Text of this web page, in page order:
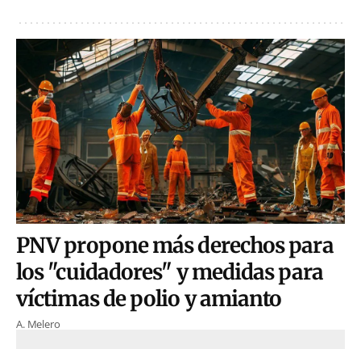
PNV propone más derechos para
los "cuidadores" y medidas para
víctimas de polio y amianto
A. Melero